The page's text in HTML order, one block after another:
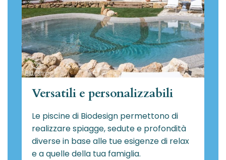
Versatili e personalizzabili
Le piscine di Biodesign permettono di
realizzare spiagge, sedute e profondità
diverse in base alle tue esigenze di relax
e a quelle della tua famiglia.